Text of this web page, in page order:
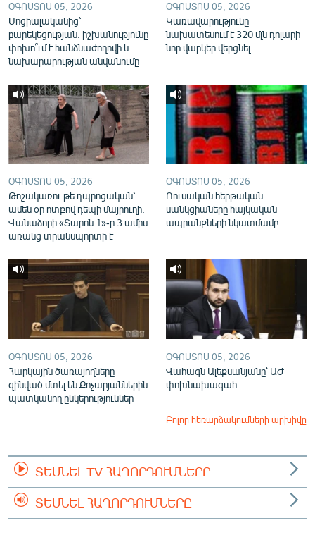
ՕԳՈՍՏՈՍ 05, 2026
Սոցիալականից՝
բարեկեցության. իշխանությունը
փոխո՞ւմ է հանձնաժողովի և
նախարարության անվանումը
ՕԳՈՍՏՈՍ 05, 2026
Կառավարությունը
նախատեսում է 320 մլն դոլարի
նոր վարկեր վերցնել
ՕԳՈՍՏՈՍ 05, 2026
Թոշակառու թե դպրոցական՝
ամեն օր ոտքով դեպի մայրուղի.
Վանաձորի «Տարոն 1»-ը 3 ամիս
առանց տրանսպորտի է
ՕԳՈՍՏՈՍ 05, 2026
Ռուսական հերթական
սանկցիաները հայկական
ապրանքների նկատմամբ
ՕԳՈՍՏՈՍ 05, 2026
Հարկային ծառայողները
զինված մտել են Քոչարյաններին
պատկանող ընկերություններ
ՕԳՈՍՏՈՍ 05, 2026
Վահագն Ալեքսանյանը՝ ԱԺ
փոխնախագահ
Բոլոր հեռարձակումների արխիվը
ՏԵՍՆԵԼ TV ՀԱՂՈՐԴՈՒՄՆԵՐԸ
ՏԵՍՆԵԼ ՀԱՂՈՐԴՈՒՄՆԵՐԸ